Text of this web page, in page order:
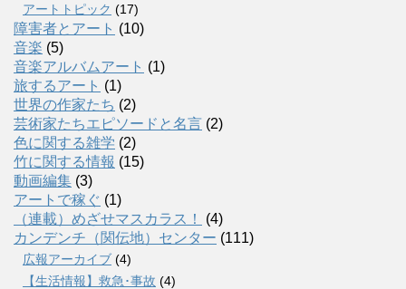
アートトピック (17)
障害者とアート (10)
音楽 (5)
音楽アルバムアート (1)
旅するアート (1)
世界の作家たち (2)
芸術家たちエピソードと名言 (2)
色に関する雑学 (2)
竹に関する情報 (15)
動画編集 (3)
アートで稼ぐ (1)
（連載）めざせマスカラス！
(4)
カンデンチ（関伝地）センター (111)
広報アーカイブ (4)
【生活情報】救急･事故 (4)